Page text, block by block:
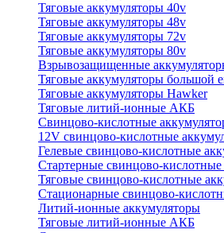
Тяговые аккумуляторы 40v
Тяговые аккумуляторы 48v
Тяговые аккумуляторы 72v
Тяговые аккумуляторы 80v
Взрывозащищенные
Тяговые аккумуляторы большой
Тяговые аккумуляторы Hawker
Тяговые литий-ионные АКБ
Свинцово-кислотные
12V свинцово-кислотные
Гелевые свинцово-кислотные
Стартерные свинцово-
Тяговые свинцово-кислотные
Стационарные свинцово-
Литий-ионные аккумуляторы
Тяговые литий-ионные АКБ